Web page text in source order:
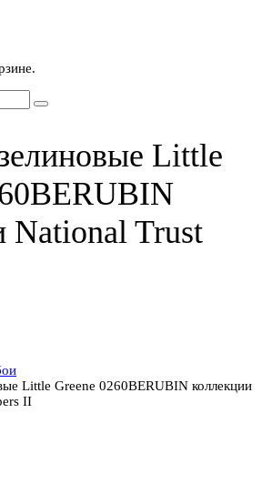
Little
National Trust
Little Greene 0260BERUBIN коллекции
II